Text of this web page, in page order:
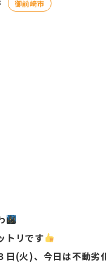
御前崎市
トリです
日(火)、今日は不動劣